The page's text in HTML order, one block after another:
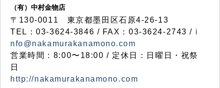
（有）中村金物店
〒130-0011 東京都墨田区石原4-26-13
TEL：03-3624-3846 / FAX：03-3624-2743 / i
nfo@nakamurakanamono.com
営業時間：8:00〜18:00 / 定休日：日曜日・祝祭
日
http://nakamurakanamono.com